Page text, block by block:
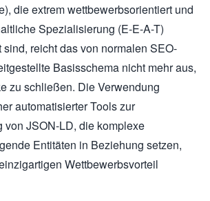
die extrem wettbewerbsorientiert und
Spezialisierung (E-E-A-T)
sind, reicht das von normalen SEO-
Basisschema nicht mehr aus,
zu schließen. Die Verwendung
automatisierter Tools zur
von JSON-LD, die komplexe
Entitäten in Beziehung setzen,
Wettbewerbsvorteil